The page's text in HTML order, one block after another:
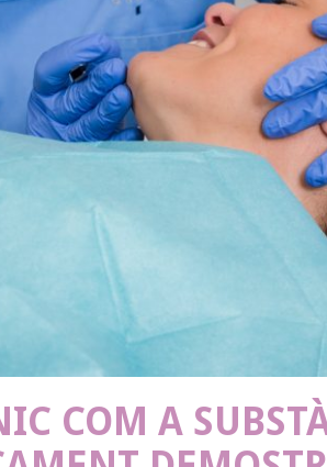
COM A